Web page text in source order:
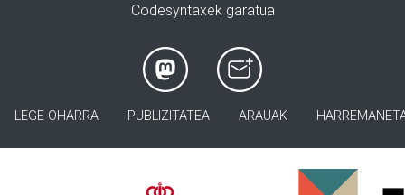
Codesyntaxek garatua
LEGE OHARRA PUBLIZITATEA ARAUAK